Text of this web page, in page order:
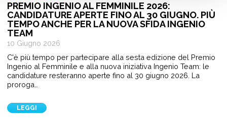
PREMIO INGENIO AL FEMMINILE 2026:
CANDIDATURE APERTE FINO AL 30 GIUGNO. PIÙ
TEMPO ANCHE PER LA NUOVA SFIDA INGENIO
TEAM
10 Giugno 2026
C'è più tempo per partecipare alla sesta edizione del Premio
Ingenio al Femminile e alla nuova iniziativa Ingenio Team: le
candidature resteranno aperte fino al 30 giugno 2026. La
proroga…
LEGGI